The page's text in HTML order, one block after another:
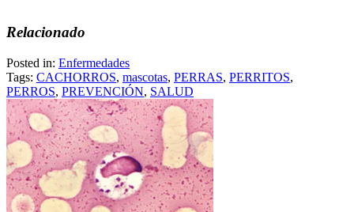
Relacionado
Posted in: Enfermedades
Tags: CACHORROS, mascotas, PERRAS, PERRITOS,
PERROS, PREVENCIÓN, SALUD